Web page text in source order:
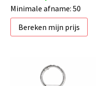
Minimale afname: 50
Bereken mijn prijs